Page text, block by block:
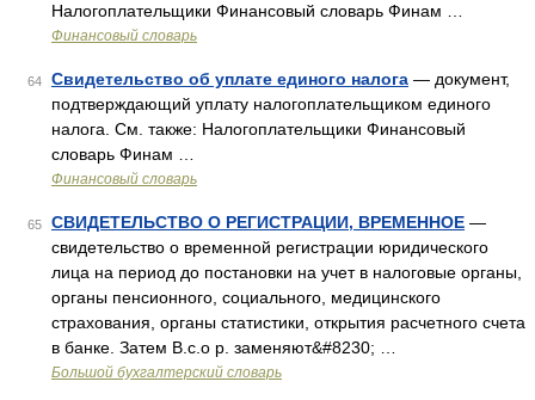
Налогоплательщики Финансовый словарь Финам …
Финансовый словарь
64 Свидетельство об уплате единого налога — документ,
подтверждающий уплату налогоплательщиком единого
налога. См. также: Налогоплательщики Финансовый
словарь Финам …
Финансовый словарь
65 СВИДЕТЕЛЬСТВО О РЕГИСТРАЦИИ, ВРЕМЕННОЕ —
свидетельство о временной регистрации юридического
лица на период до постановки на учет в налоговые органы,
органы пенсионного, социального, медицинского
страхования, органы статистики, открытия расчетного счета
в банке. Затем В.с.о р. заменяют&#8230; …
Большой бухгалтерский словарь